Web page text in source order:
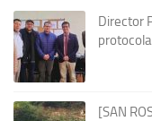
Director
[SAN